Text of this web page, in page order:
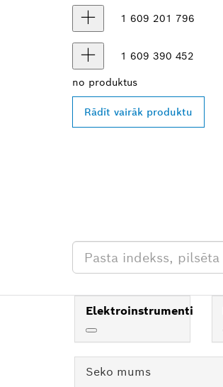
1 609 201 796
1 609 390 452
no produktus
Rādīt vairāk produktu
Elektroinstrumenti
Seko mums